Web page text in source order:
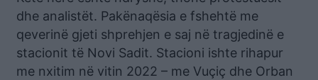
dhe analistët. Pakënaqësia e fshehtë me
qeverinë gjeti shprehjen e saj në tragjedinë e
stacionit të Novi Sadit. Stacioni ishte rihapur
me nxitim në vitin 2022 – me Vuçiç dhe Orban